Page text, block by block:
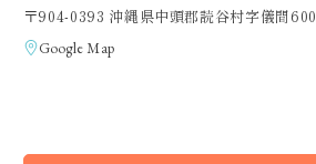
〒904-0393 沖縄県中頭郡読谷村字儀間600
Google Map